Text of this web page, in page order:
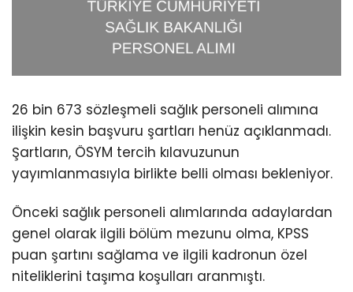
26 bin 673 sözleşmeli sağlık personeli alımına
ilişkin kesin başvuru şartları henüz açıklanmadı.
Şartların, ÖSYM tercih kılavuzunun
yayımlanmasıyla birlikte belli olması bekleniyor.
Önceki sağlık personeli alımlarında adaylardan
genel olarak ilgili bölüm mezunu olma, KPSS
puan şartını sağlama ve ilgili kadronun özel
niteliklerini taşıma koşulları aranmıştı.